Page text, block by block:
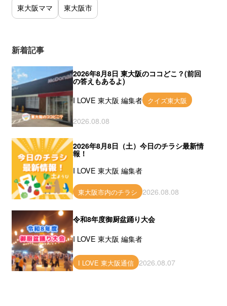
東大阪ママ 東大阪市
新着記事
2026年8月8日 東大阪のココどこ？(前回
の答えもあるよ)
I LOVE 東大阪 編集者 クイズ東大阪
2026.08.08
2026年8月8日（土）今日のチラシ最新情
報！
I LOVE 東大阪 編集者
東大阪市内のチラシ 2026.08.08
令和8年度御厨盆踊り大会
I LOVE 東大阪 編集者
I LOVE 東大阪通信 2026.08.07